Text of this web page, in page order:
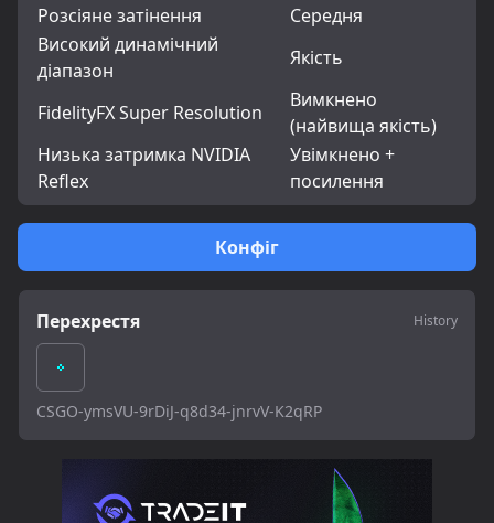
Конфіг
Перехрестя History
CSGO-ymsVU-9rDiJ-q8d34-jnrvV-K2qRP
Розсіяне затінення
Середня
Високий динамічний
діапазон
Якість
FidelityFX Super Resolution
Вимкнено
(найвища якість)
Низька затримка NVIDIA
Reflex
Увімкнено +
посилення